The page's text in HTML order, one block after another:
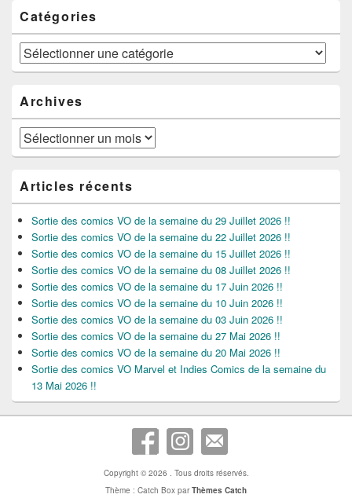
Catégories
Catégories
Archives
Archives
Articles récents
Sortie des comics VO de la semaine du 29 Juillet 2026 !!
Sortie des comics VO de la semaine du 22 Juillet 2026 !!
Sortie des comics VO de la semaine du 15 Juillet 2026 !!
Sortie des comics VO de la semaine du 08 Juillet 2026 !!
Sortie des comics VO de la semaine du 17 Juin 2026 !!
Sortie des comics VO de la semaine du 10 Juin 2026 !!
Sortie des comics VO de la semaine du 03 Juin 2026 !!
Sortie des comics VO de la semaine du 27 Mai 2026 !!
Sortie des comics VO de la semaine du 20 Mai 2026 !!
Sortie des comics VO Marvel et Indies Comics de la semaine du
13 Mai 2026 !!
Copyright © 2026 . Tous droits réservés.
Thème : Catch Box parThèmes Catch